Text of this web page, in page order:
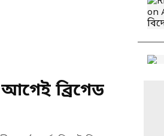
আগেই ব্রিগেড